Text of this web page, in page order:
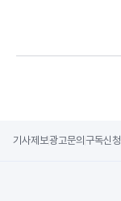
기사제보광고문의 구독신청